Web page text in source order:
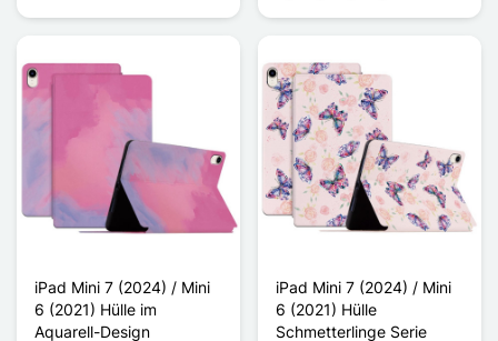
iPad Mini 7 (2024) / Mini
6 (2021) Hülle im
Aquarell-Design
iPad Mini 7 (2024) / Mini
6 (2021) Hülle
Schmetterlinge Serie